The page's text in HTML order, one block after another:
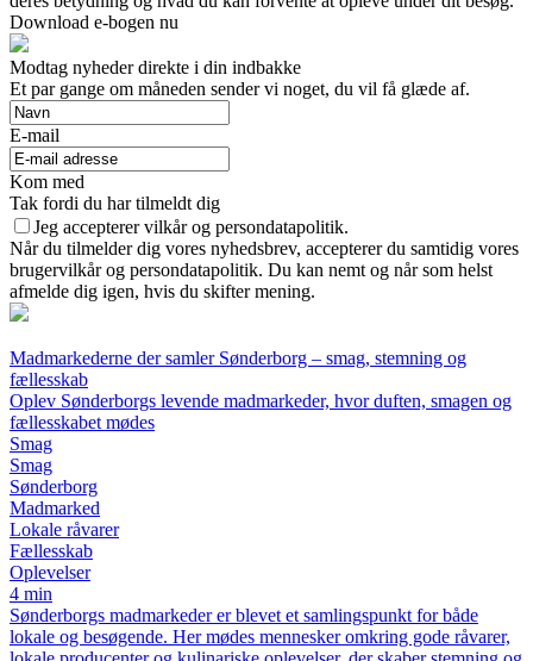
Download e-bogen nu
Modtag nyheder direkte i din indbakke
Et par gange om måneden sender vi noget, du vil få glæde af.
E-mail
Kom med
Tak fordi du har tilmeldt dig
Jeg accepterer vilkår og persondatapolitik.
Når du tilmelder dig vores nyhedsbrev, accepterer du samtidig vores
brugervilkår og persondatapolitik. Du kan nemt og når som helst
afmelde dig igen, hvis du skifter mening.
Madmarkederne der samler Sønderborg – smag, stemning og
fællesskab
Oplev Sønderborgs levende madmarkeder, hvor duften, smagen og
fællesskabet mødes
Smag
Smag
Sønderborg
Madmarked
Lokale råvarer
Fællesskab
Oplevelser
4 min
Sønderborgs madmarkeder er blevet et samlingspunkt for både
lokale og besøgende. Her mødes mennesker omkring gode råvarer,